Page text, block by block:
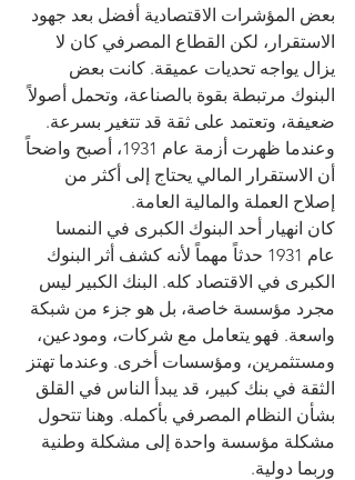
بعض المؤشرات الاقتصادية أفضل بعد جهود
الاستقرار، لكن القطاع المصرفي كان لا
يزال يواجه تحديات عميقة. كانت بعض
البنوك مرتبطة بقوة بالصناعة، وتحمل أصولاً
ضعيفة، وتعتمد على ثقة قد تتغير بسرعة.
وعندما ظهرت أزمة عام 1931، أصبح واضحاً
أن الاستقرار المالي يحتاج إلى أكثر من
إصلاح العملة والمالية العامة.
كان انهيار أحد البنوك الكبرى في النمسا
عام 1931 حدثاً مهماً لأنه كشف أثر البنوك
الكبرى في الاقتصاد كله. البنك الكبير ليس
مجرد مؤسسة خاصة، بل هو جزء من شبكة
واسعة. فهو يتعامل مع شركات، ومودعين،
ومستثمرين، ومؤسسات أخرى. وعندما تهتز
الثقة في بنك كبير، قد يبدأ الناس في القلق
بشأن النظام المصرفي بأكمله. وهنا تتحول
مشكلة مؤسسة واحدة إلى مشكلة وطنية
وربما دولية.